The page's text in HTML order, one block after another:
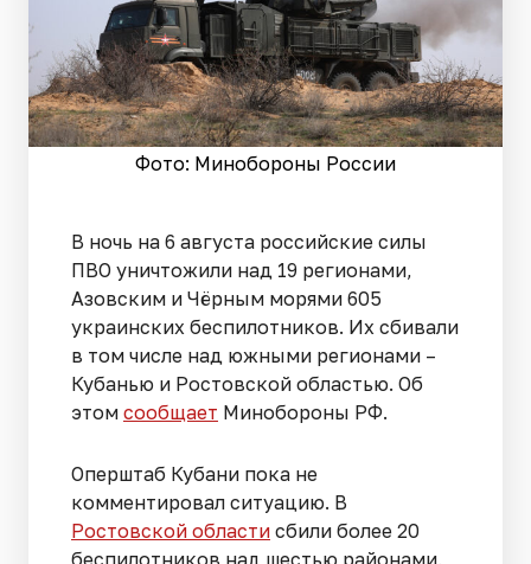
Фото: Минобороны России
В ночь на 6 августа российские силы
ПВО уничтожили над 19 регионами,
Азовским и Чёрным морями 605
украинских беспилотников. Их сбивали
в том числе над южными регионами –
Кубанью и Ростовской областью. Об
этом сообщает Минобороны РФ.
Оперштаб Кубани пока не
комментировал ситуацию. В
Ростовской области сбили более 20
беспилотников над шестью районами,